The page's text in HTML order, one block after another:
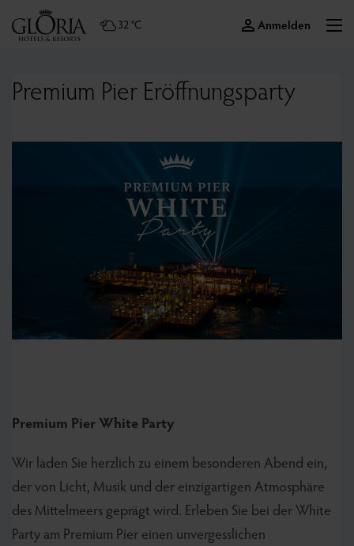
32 °C Anmelden
Premium Pier Eröffnungsparty
Premium Pier White Party
Wir laden Sie herzlich zu einem besonderen Abend ein,
der von Licht, Musik und der einzigartigen Atmosphäre
des Mittelmeers geprägt wird. Erleben Sie bei der White
Party am Premium Pier einen unvergesslichen